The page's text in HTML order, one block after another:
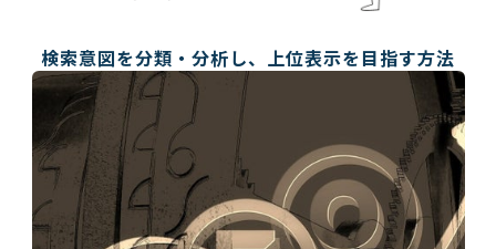
検索意図を分類・分析し、上位表示を目指す方法